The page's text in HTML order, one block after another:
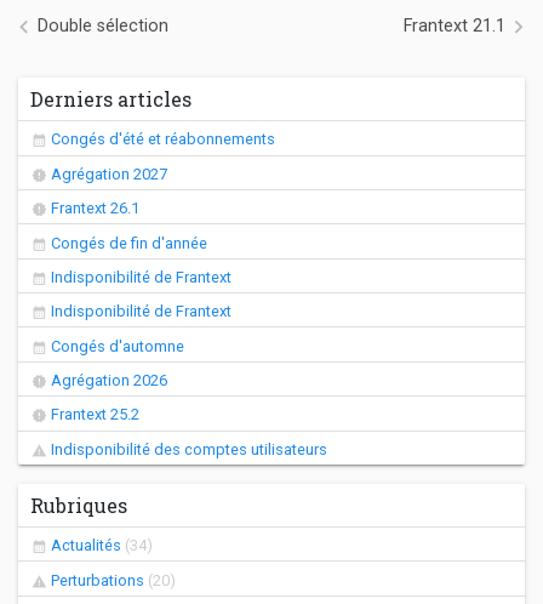
Navigation de l’article
Double sélection Frantext 21.1
Derniers articles
Congés d'été et réabonnements
Agrégation 2027
Frantext 26.1
Congés de fin d'année
Indisponibilité de Frantext
Indisponibilité de Frantext
Congés d'automne
Agrégation 2026
Frantext 25.2
Indisponibilité des comptes utilisateurs
Rubriques
Actualités (34)
Perturbations (20)